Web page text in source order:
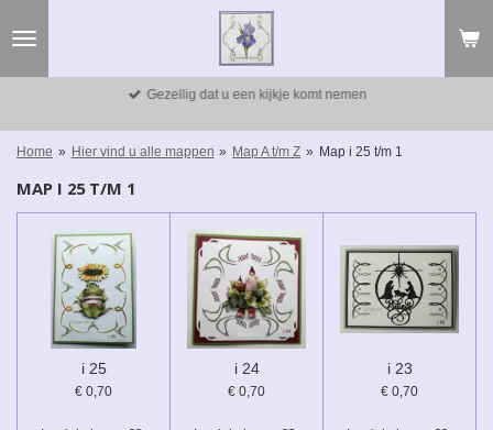
direct
Gezellig dat u een kijkje komt nemen
Home » Hier vind u alle mappen » Map A t/m Z » Map i 25 t/m 1
MAP I 25 T/M 1
i 25
€ 0,70
i 24
€ 0,70
i 23
€ 0,70